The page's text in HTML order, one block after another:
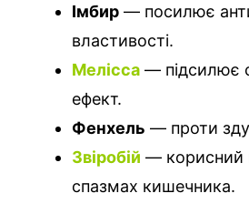
Імбир — посилює
властивості.
Мелісса — підсилює
ефект.
Фенхель — проти
Звіробій — корисний
спазмах кишечника.